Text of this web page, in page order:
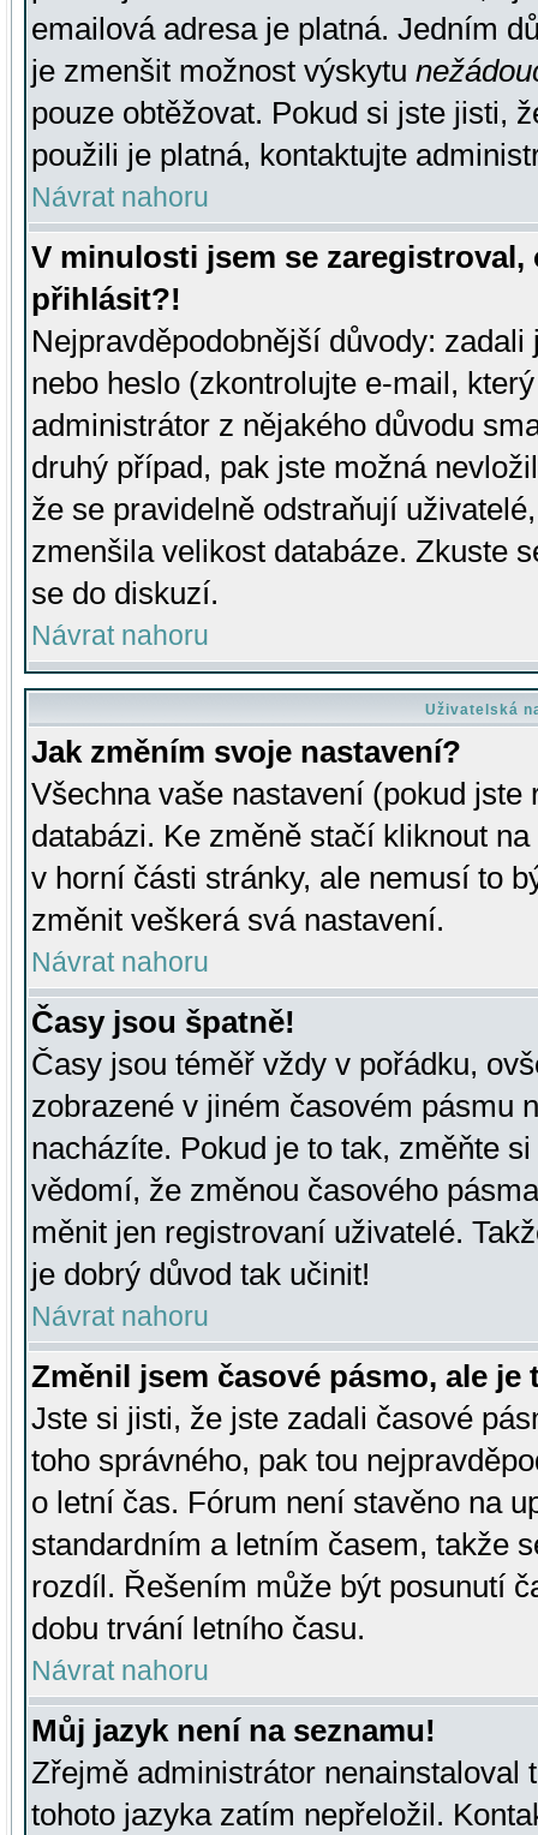
emailová adresa je platná. Jedním
je zmenšit možnost výskytu
pouze obtěžovat. Pokud si jste jisti,
použili je platná, kontaktujte
Návrat nahoru
V minulosti jsem se
přihlásit?!
Nejpravděpodobnější důvody:
nebo heslo (zkontrolujte e-mail,
administrátor z nějakého důvodu
druhý případ, pak jste možná
že se pravidelně odstraňují
zmenšila velikost databáze. Zkuste
se do diskuzí.
Návrat nahoru
Uživatelská
Jak změním svoje nastavení?
Všechna vaše nastavení (pokud
databázi. Ke změně stačí kliknout
v horní části stránky, ale nemusí to
změnit veškerá svá nastavení.
Návrat nahoru
Časy jsou špatně!
Časy jsou téměř vždy v pořádku,
zobrazené v jiném časovém pásmu
nacházíte. Pokud je to tak, změňte
vědomí, že změnou časového
měnit jen registrovaní uživatelé.
je dobrý důvod tak učinit!
Návrat nahoru
Změnil jsem časové pásmo, ale je
Jste si jisti, že jste zadali časové
toho správného, pak tou
o letní čas. Fórum není stavěno na
standardním a letním časem, takže
rozdíl. Řešením může být posunutí
dobu trvání letního času.
Návrat nahoru
Můj jazyk není na seznamu!
Zřejmě administrátor nenainstaloval
tohoto jazyka zatím nepřeložil.